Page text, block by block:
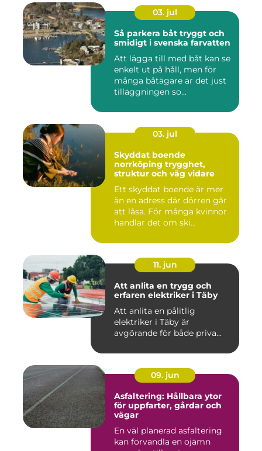
03. jul
Så parkera båt tryggt och
smidigt i svenska farvatten
Att lägga till med båt kan se
enkelt ut på håll, men för
många båtägare är det just
tilläggningen so...
03. jul
Skyddat boende
norrköping trygghet,
struktur och väg vidare
Ett skyddat boende är mer
än en adress där dörren går
att låsa. För många kvinnor
handlar det om ski...
11. jun
Att anlita en trygg och
erfaren elektriker i Täby
Att anlita en pålitlig
elektriker i Täby är
avgörande för både priva...
09. jun
Asfaltering: Hållbara ytor
för uppfarter, gårdar och
vägar
En väl planerad asfaltering
kan förvandla en ojämn